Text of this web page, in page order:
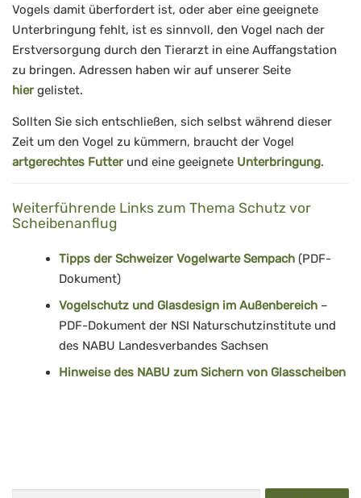
Vogels damit überfordert ist, oder aber eine geeignete
Unterbringung fehlt, ist es sinnvoll, den Vogel nach der
Erstversorgung durch den Tierarzt in eine Auffangstation
zu bringen. Adressen haben wir auf unserer Seite
hiergelistet.
Sollten Sie sich entschließen, sich selbst während dieser
Zeit um den Vogel zu kümmern, braucht der Vogel
artgerechtes Futterund eine geeignete Unterbringung.
Weiterführende Links zum Thema Schutz vor
Scheibenanflug
Tipps der Schweizer Vogelwarte Sempach(PDF-
Dokument)
Vogelschutz und Glasdesign im Außenbereich–
PDF-Dokument der NSI Naturschutzinstitute und
des NABU Landesverbandes Sachsen
Hinweise des NABU zum Sichern von Glasscheiben